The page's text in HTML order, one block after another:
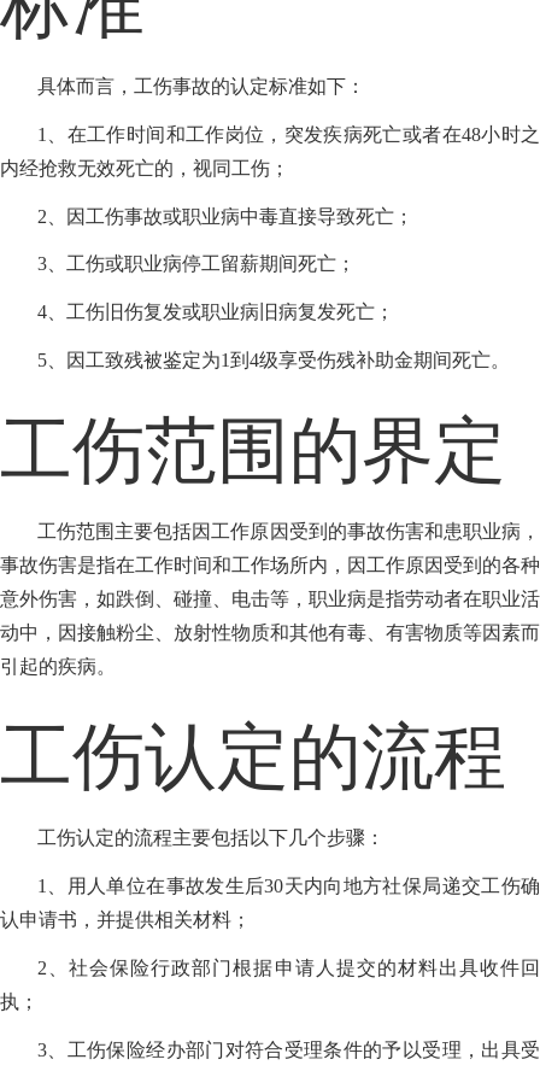
具体而言，工伤事故的认定标准如下：
1、在工作时间和工作岗位，突发疾病死亡或者在48小时之
内经抢救无效死亡的，视同工伤；
2、因工伤事故或职业病中毒直接导致死亡；
3、工伤或职业病停工留薪期间死亡；
4、工伤旧伤复发或职业病旧病复发死亡；
5、因工致残被鉴定为1到4级享受伤残补助金期间死亡。
工伤范围的界定
工伤范围主要包括因工作原因受到的事故伤害和患职业病，
事故伤害是指在工作时间和工作场所内，因工作原因受到的各种
意外伤害，如跌倒、碰撞、电击等，职业病是指劳动者在职业活
动中，因接触粉尘、放射性物质和其他有毒、有害物质等因素而
引起的疾病。
工伤认定的流程
工伤认定的流程主要包括以下几个步骤：
1、用人单位在事故发生后30天内向地方社保局递交工伤确
认申请书，并提供相关材料；
2、社会保险行政部门根据申请人提交的材料出具收件回
执；
3、工伤保险经办部门对符合受理条件的予以受理，出具受